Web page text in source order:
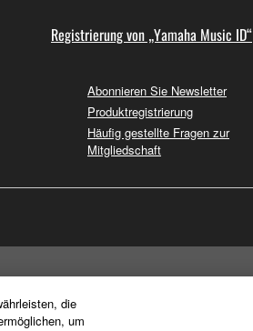
Registrierung von „Yamaha Music ID“
Abonnieren Sie Newsletter
Produktregistrierung
Häufig gestellte Fragen zur
Mitgliedschaft
die
um